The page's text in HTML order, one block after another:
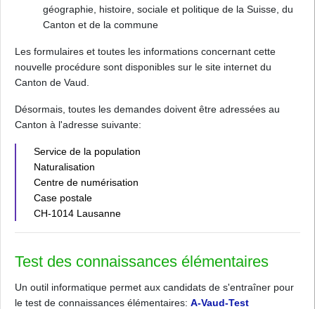
géographie, histoire, sociale et politique de la Suisse, du
Canton et de la commune
Les formulaires et toutes les informations concernant cette
nouvelle procédure sont disponibles sur le site internet du
Canton de Vaud.
Désormais, toutes les demandes doivent être adressées au
Canton à l'adresse suivante:
Service de la population
Naturalisation
Centre de numérisation
Case postale
CH-1014 Lausanne
Test des connaissances élémentaires
Un outil informatique permet aux candidats de s'entraîner pour
le test de connaissances élémentaires: A-Vaud-Test